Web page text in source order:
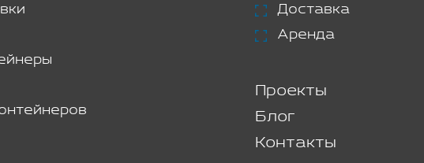
Доставка
Аренда
Проекты
Блог
Контакты